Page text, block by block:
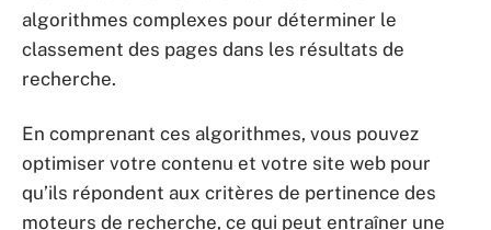
algorithmes complexes pour déterminer le
classement des pages dans les résultats de
recherche.
En comprenant ces algorithmes, vous pouvez
optimiser votre contenu et votre site web pour
qu’ils répondent aux critères de pertinence des
moteurs de recherche, ce qui peut entraîner une